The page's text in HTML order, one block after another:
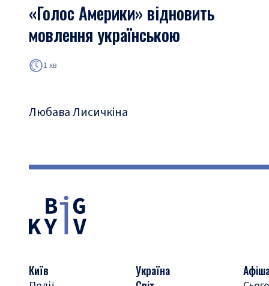
«Голос Америки» відновить
мовлення українською
1 хв
Любава Лисичкіна
Київ
Україна